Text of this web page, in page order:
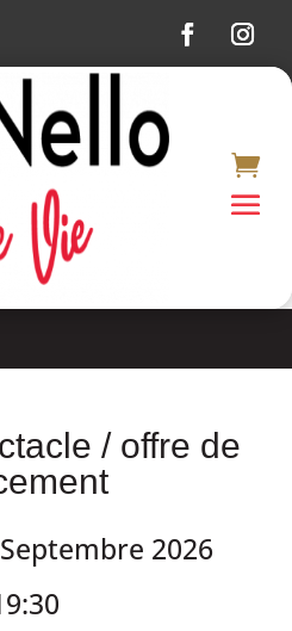
/ offre de
2026